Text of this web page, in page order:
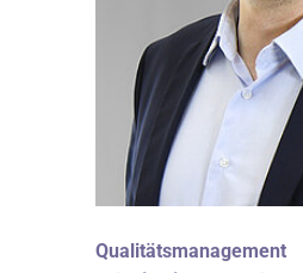
Qualitätsmanagement